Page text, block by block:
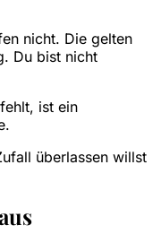
nicht. Die gelten
Du bist nicht
ist ein
überlassen willst